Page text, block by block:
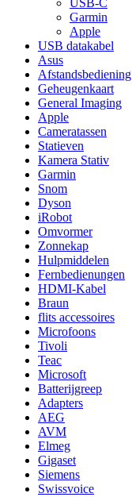
USB-C
Garmin
Apple
USB datakabel
Asus
Afstandsbediening
Geheugenkaart
General Imaging
Apple
Cameratassen
Statieven
Kamera Stativ
Garmin
Snom
Dyson
iRobot
Omvormer
Zonnekap
Hulpmiddelen
Fernbedienungen
HDMI-Kabel
Braun
flits accessoires
Microfoons
Tivoli
Teac
Microsoft
Batterijgreep
Adapters
AEG
AVM
Elmeg
Gigaset
Siemens
Swissvoice